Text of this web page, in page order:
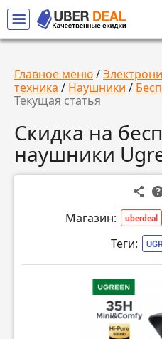
Главное меню/
техника / Наушники /
Текущая статья
Скидка на
наушники
Магазин: uberdeal
Теги: